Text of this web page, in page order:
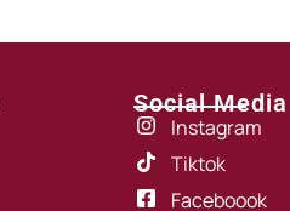
Social Media
Instagram
Tiktok
Faceboook